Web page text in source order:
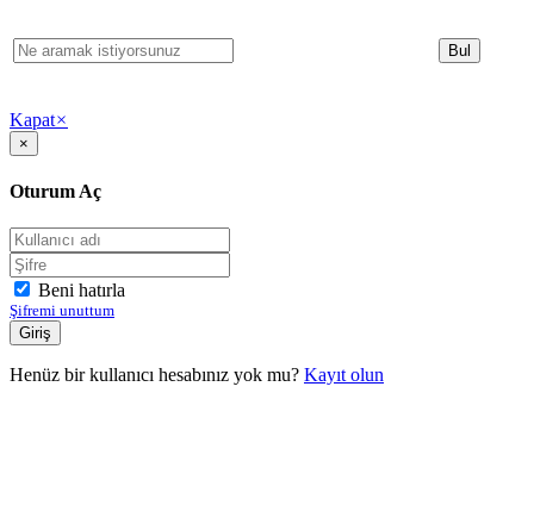
Kapat×
×
Oturum Aç
Beni hatırla
Şifremi unuttum
Henüz bir kullanıcı hesabınız yok mu? Kayıt olun